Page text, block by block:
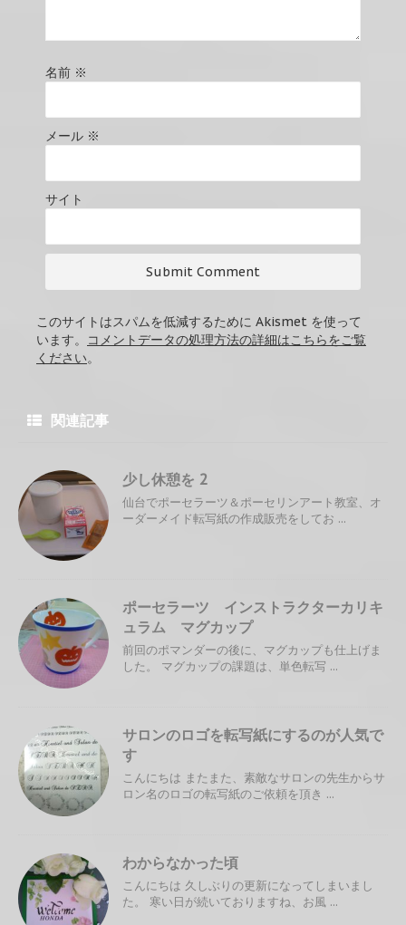
名前 ※
メール ※
サイト
このサイトはスパムを低減するために Akismet を使って
います。
コメントデータの処理方法の詳細はこちらをご覧
ください。
関連記事
少し休憩を 2
仙台でポーセラーツ＆ポーセリンアート教室、オ
ーダーメイド転写紙の作成販売をしてお ...
ポーセラーツ インストラクターカリキ
ュラム マグカップ
前回のポマンダーの後に、マグカップも仕上げま
した。 マグカップの課題は、単色転写 ...
サロンのロゴを転写紙にするのが人気で
す
こんにちは またまた、素敵なサロンの先生からサ
ロン名のロゴの転写紙のご依頼を頂き ...
わからなかった頃
こんにちは 久しぶりの更新になってしまいまし
た。 寒い日が続いておりますね、お風 ...